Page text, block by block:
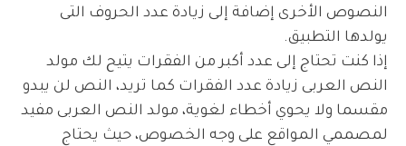
النصوص الأخرى إضافة إلى زيادة عدد الحروف التى
يولدها التطبيق.
إذا كنت تحتاج إلى عدد أكبر من الفقرات يتيح لك مولد
النص العربى زيادة عدد الفقرات كما تريد، النص لن يبدو
مقسما ولا يحوي أخطاء لغوية، مولد النص العربى مفيد
لمصممي المواقع على وجه الخصوص، حيث يحتاج